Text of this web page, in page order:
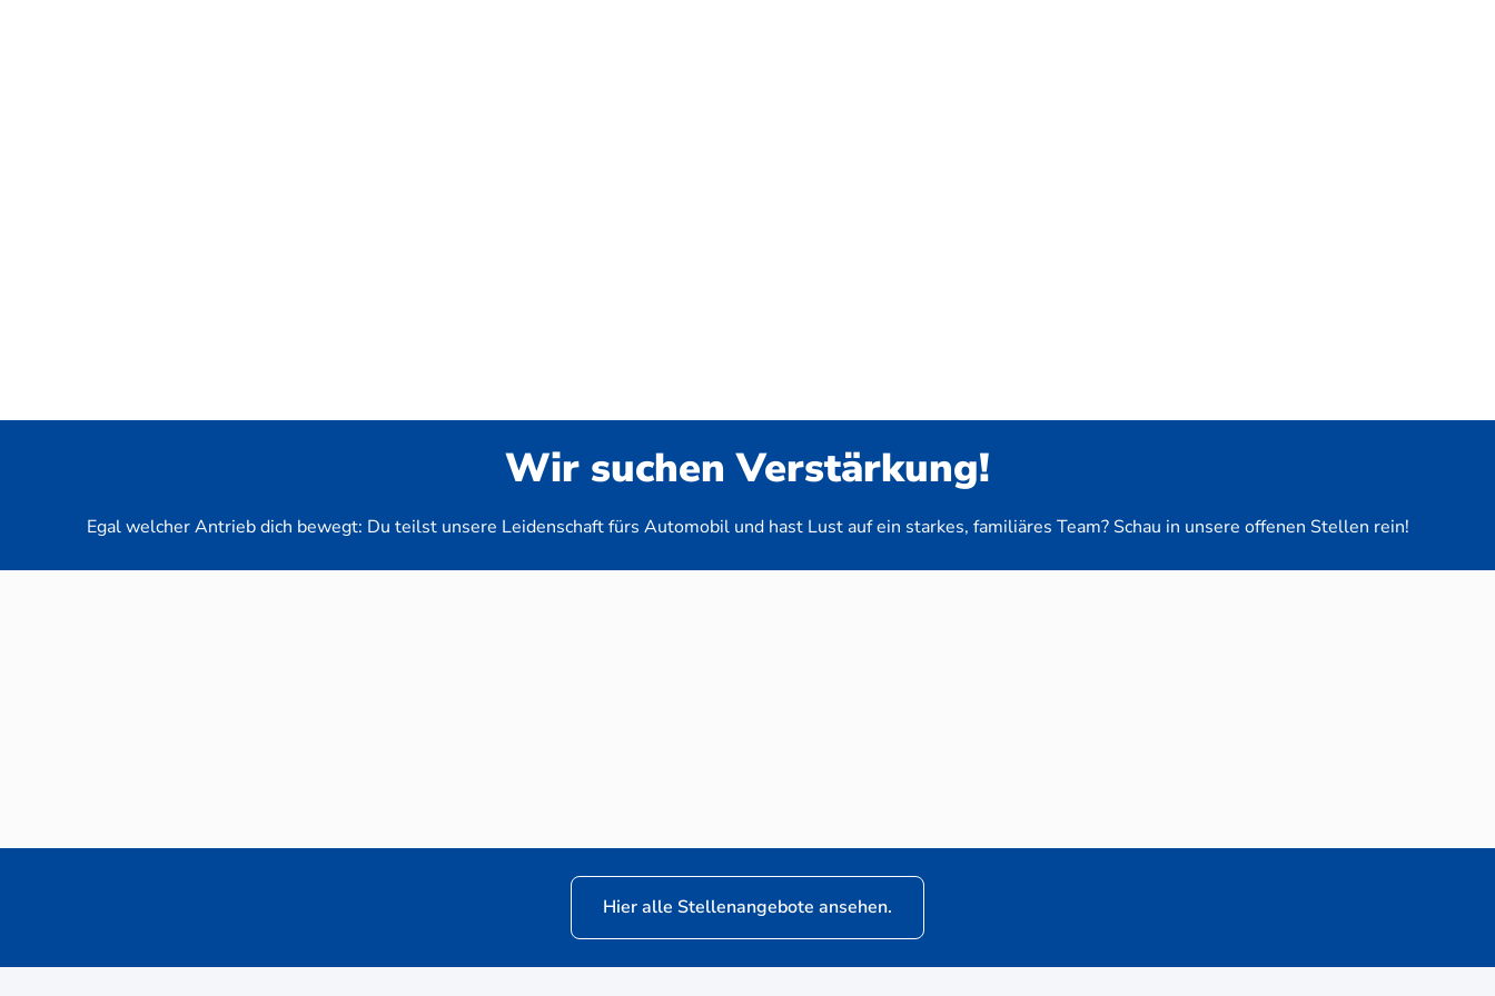
Wir suchen Verstärkung!
Egal welcher Antrieb dich bewegt: Du teilst unsere Leidenschaft fürs Automobil und hast Lust auf ein starkes, familiäres Team? Schau in unsere offenen Stellen rein!
Neuwagen-Verkaufsberater (m/w/d) für VW Nutzfahrzeuge
Hier alle Stellenangebote ansehen.